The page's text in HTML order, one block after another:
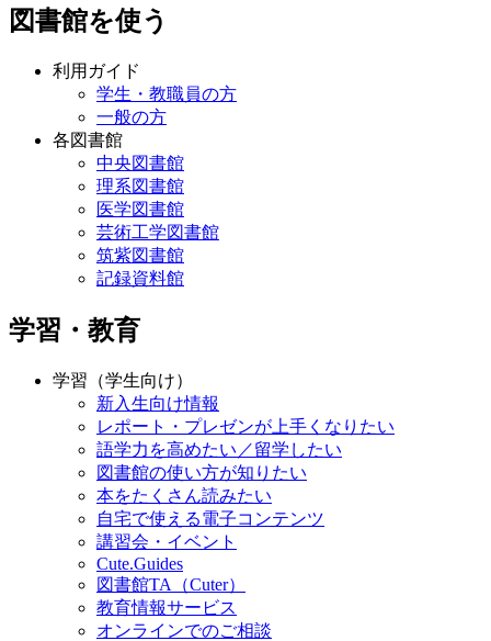
図書館を使う
利用ガイド
学生・教職員の方
一般の方
各図書館
中央図書館
理系図書館
医学図書館
芸術工学図書館
筑紫図書館
記録資料館
学習・教育
学習（学生向け）
新入生向け情報
レポート・プレゼンが上手くなりたい
語学力を高めたい／留学したい
図書館の使い方が知りたい
本をたくさん読みたい
自宅で使える電子コンテンツ
講習会・イベント
Cute.Guides
図書館TA（Cuter）
教育情報サービス
オンラインでのご相談